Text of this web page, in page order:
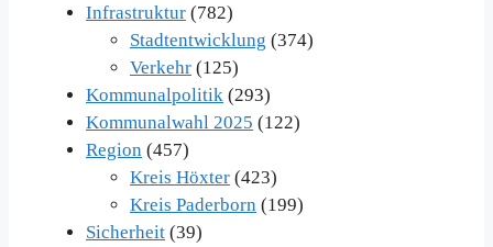
Infrastruktur (782)
Stadtentwicklung (374)
Verkehr (125)
Kommunalpolitik (293)
Kommunalwahl 2025 (122)
Region (457)
Kreis Höxter (423)
Kreis Paderborn (199)
Sicherheit (39)